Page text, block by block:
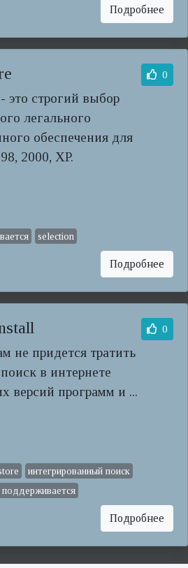
Подробнее
это строгий выбор
легального
обеспечения для
2000, XP.
0
selection
Подробнее
не придется тратить
в интернете
версий программ и ...
0
интегрированный поиск
Подробнее